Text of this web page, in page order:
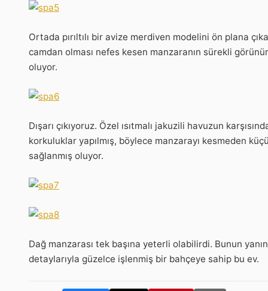
Ortada pırıltılı bir avize merdiven modelini ön plana
camdan olması nefes kesen manzaranın sürekli
oluyor.
Dışarı çıkıyoruz. Özel ısıtmalı jakuzili havuzun
korkuluklar yapılmış, böylece manzarayı kesmeden
sağlanmış oluyor.
Dağ manzarası tek başına yeterli olabilirdi. Bunun
detaylarıyla güzelce işlenmiş bir bahçeye sahip bu ev.